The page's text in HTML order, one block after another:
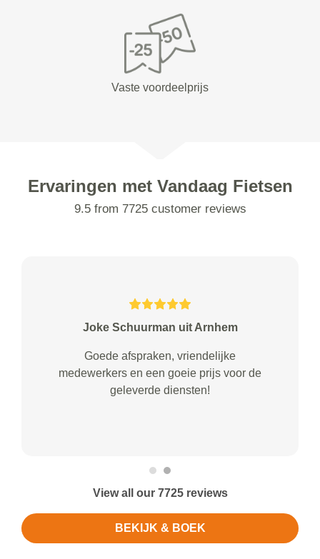
Vaste voordeelprijs
Ervaringen met Vandaag Fietsen
9.5 from 7725 customer reviews
Joke Schuurman uit Arnhem
Goede afspraken, vriendelijke
medewerkers en een goeie prijs voor de
geleverde diensten!
View all our 7725 reviews
BEKIJK & BOEK